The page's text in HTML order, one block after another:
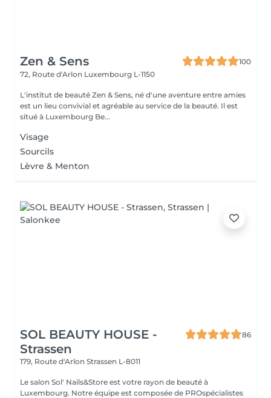
Zen & Sens
100
72, Route d'Arlon Luxembourg L-1150
L'institut de beauté Zen & Sens, né d'une aventure entre amies
est un lieu convivial et agréable au service de la beauté. Il est
situé à Luxembourg Be...
Visage
Sourcils
Lèvre & Menton
SOL BEAUTY HOUSE -
Strassen
86
179, Route d'Arlon Strassen L-8011
Le salon Sol' Nails&Store est votre rayon de beauté à
Luxembourg. Notre équipe est composée de PROspécialistes